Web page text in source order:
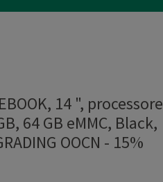
14 ", processore
64 GB eMMC, Black,
OOCN - 15%